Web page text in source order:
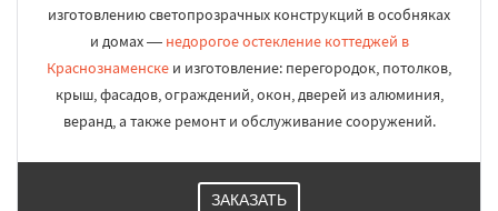
изготовлению светопрозрачных конструкций в особняках
и домах — недорогое остекление коттеджей в
Краснознаменске и изготовление: перегородок, потолков,
крыш, фасадов, ограждений, окон, дверей из алюминия,
веранд, а также ремонт и обслуживание сооружений.
ЗАКАЗАТЬ